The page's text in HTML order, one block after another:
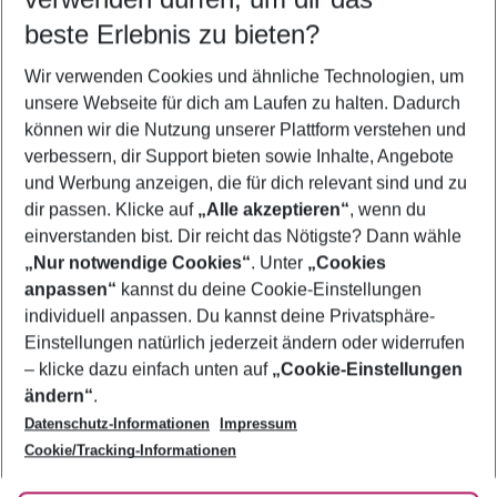
5-8 Nächte
2 Erwachsene Keine Kinder
Mehr Filter anzeigen
Footer
Footer navigation
Über uns
AGB
Bestpreisgarantie
Cookie-Einstellungen ändern
Cookie-Richtlinie
Agenturbetreuung
Barrierefreies Reisen
Folge uns
beste Erlebnis zu bieten?
Wir verwenden Cookies und ähnliche Technologien, um
unsere Webseite für dich am Laufen zu halten. Dadurch
können wir die Nutzung unserer Plattform verstehen und
verbessern, dir Support bieten sowie Inhalte, Angebote
und Werbung anzeigen, die für dich relevant sind und zu
dir passen. Klicke auf „Alle akzeptieren“, wenn du
einverstanden bist. Dir reicht das Nötigste? Dann wähle
„Nur notwendige Cookies“. Unter „Cookies
anpassen“ kannst du deine Cookie-Einstellungen
individuell anpassen. Du kannst deine Privatsphäre-
Einstellungen natürlich jederzeit ändern oder widerrufen
– klicke dazu einfach unten auf „Cookie-Einstellungen
ändern“.
Datenschutz-Informationen
Impressum
Cookie/Tracking-Informationen